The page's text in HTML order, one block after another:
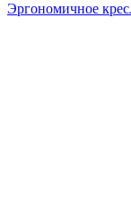
Эргономичное